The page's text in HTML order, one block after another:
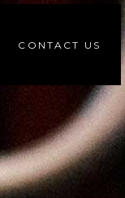
CONTACT US